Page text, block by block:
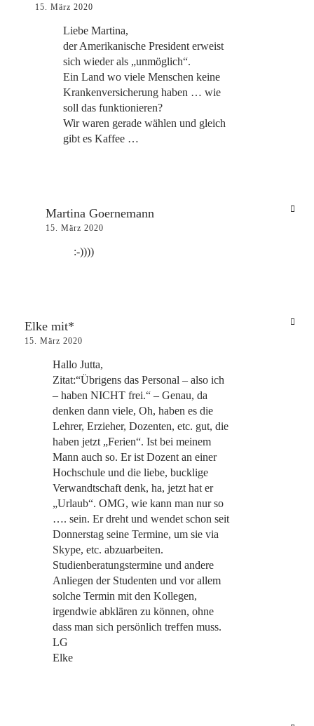
15. März 2020
Liebe Martina,
der Amerikanische President erweist
sich wieder als „unmöglich“.
Ein Land wo viele Menschen keine
Krankenversicherung haben … wie
soll das funktionieren?
Wir waren gerade wählen und gleich
gibt es Kaffee …
Martina Goernemann
15. März 2020
:-))))
Elke mit*
15. März 2020
Hallo Jutta,
Zitat:“Übrigens das Personal – also ich
– haben NICHT frei.“ – Genau, da
denken dann viele, Oh, haben es die
Lehrer, Erzieher, Dozenten, etc. gut, die
haben jetzt „Ferien“. Ist bei meinem
Mann auch so. Er ist Dozent an einer
Hochschule und die liebe, bucklige
Verwandtschaft denk, ha, jetzt hat er
„Urlaub“. OMG, wie kann man nur so
…. sein. Er dreht und wendet schon seit
Donnerstag seine Termine, um sie via
Skype, etc. abzuarbeiten.
Studienberatungstermine und andere
Anliegen der Studenten und vor allem
solche Termin mit den Kollegen,
irgendwie abklären zu können, ohne
dass man sich persönlich treffen muss.
LG
Elke